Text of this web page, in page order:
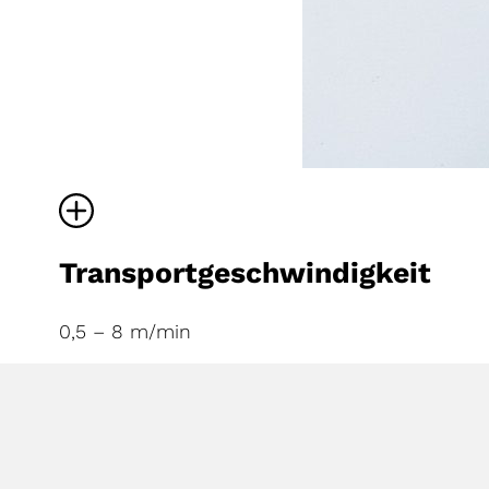
Transportgeschwindigkeit
0,5 – 8 m/min